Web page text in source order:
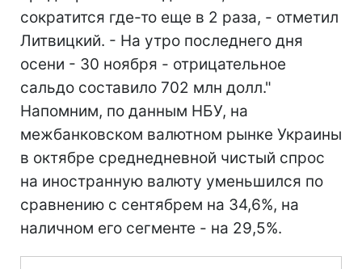
сократится где-то еще в 2 раза, - отметил
Литвицкий. - На утро последнего дня
осени - 30 ноября - отрицательное
сальдо составило 702 млн долл."
Напомним, по данным НБУ, на
межбанковском валютном рынке Украины
в октябре среднедневной чистый спрос
на иностранную валюту уменьшился по
сравнению с сентябрем на 34,6%, на
наличном его сегменте - на 29,5%.